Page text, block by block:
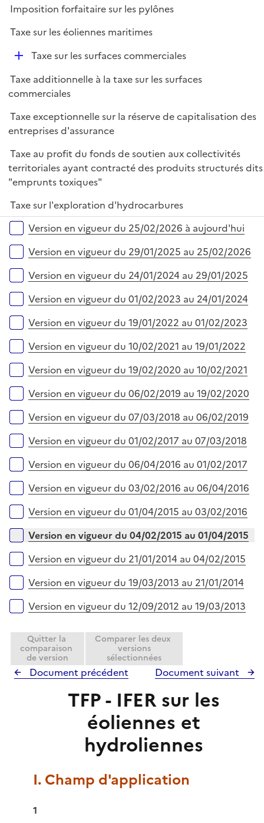
Imposition forfaitaire sur les pylônes
Taxe sur les éoliennes maritimes
D
p
l
i
e
Taxe sur les surfaces commerciales
Taxe additionnelle à la taxe sur les surfaces
commerciales
Taxe exceptionnelle sur la réserve de capitalisation des
entreprises d'assurance
Taxe au profit du fonds de soutien aux collectivités
territoriales ayant contracté des produits structurés dits
"emprunts toxiques"
Taxe sur l'exploration d'hydrocarbures
Versions sur la période
Version en vigueur du 25/02/2026 à aujourd'hui
Version en vigueur du 29/01/2025 au 25/02/2026
Version en vigueur du 24/01/2024 au 29/01/2025
Version en vigueur du 01/02/2023 au 24/01/2024
Version en vigueur du 19/01/2022 au 01/02/2023
Version en vigueur du 10/02/2021 au 19/01/2022
Version en vigueur du 19/02/2020 au 10/02/2021
Version en vigueur du 06/02/2019 au 19/02/2020
Version en vigueur du 07/03/2018 au 06/02/2019
Version en vigueur du 01/02/2017 au 07/03/2018
Version en vigueur du 06/04/2016 au 01/02/2017
Version en vigueur du 03/02/2016 au 06/04/2016
Version en vigueur du 01/04/2015 au 03/02/2016
Version en vigueur du 04/02/2015 au 01/04/2015
Version en vigueur du 21/01/2014 au 04/02/2015
Version en vigueur du 19/03/2013 au 21/01/2014
Version en vigueur du 12/09/2012 au 19/03/2013
Quitter la
comparaison
de version
Comparer les deux
versions
sélectionnées
Document précédent Document suivant
TFP - IFER sur les
éoliennes et
hydroliennes
I. Champ d'application
1